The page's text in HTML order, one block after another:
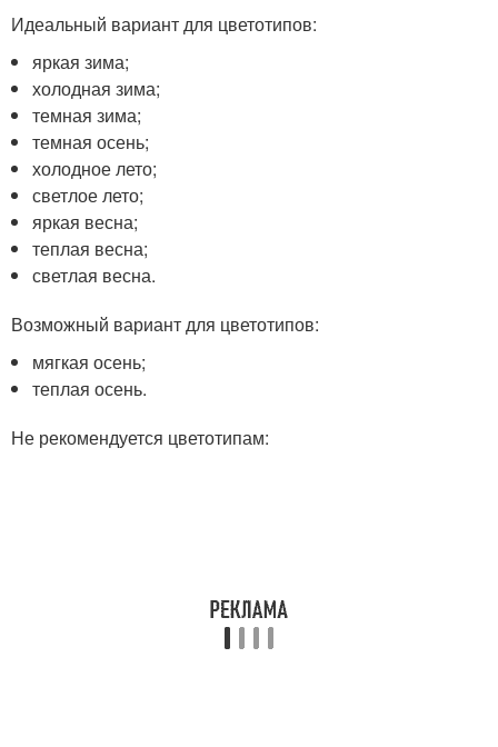
Идеальный вариант для цветотипов:
яркая зима;
холодная зима;
темная зима;
темная осень;
холодное лето;
светлое лето;
яркая весна;
теплая весна;
светлая весна.
Возможный вариант для цветотипов:
мягкая осень;
теплая осень.
Не рекомендуется цветотипам: